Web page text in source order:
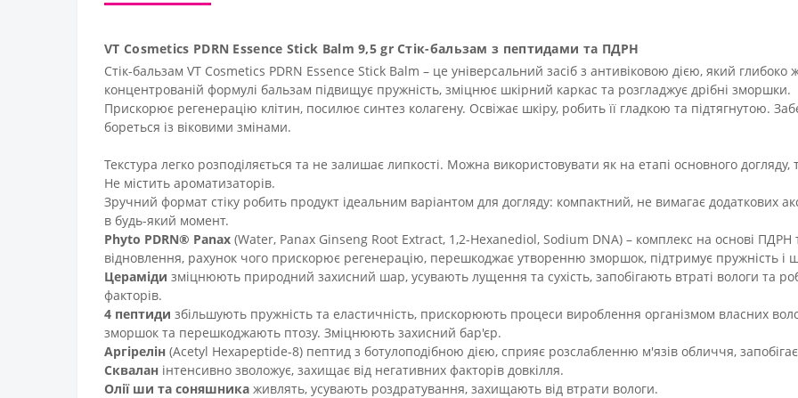
VT Cosmetics PDRN Essence Stick Balm 9,5 gr Стік-бальзам з пептидами та ПДРН
Стік-бальзам VT Cosmetics PDRN Essence Stick Balm – це універсальний засіб з антивіковою дією, який
концентрованій формулі бальзам підвищує пружність, зміцнює шкірний каркас та розгладжує дрібні зморшки.
Прискорює регенерацію клітин, посилює синтез колагену. Освіжає шкіру, робить її гладкою та підтягнутою.
бореться із віковими змінами.
Текстура легко розподіляється та не залишає липкості. Можна використовувати як на етапі основного
Не містить ароматизаторів.
Зручний формат стіку робить продукт ідеальним варіантом для догляду: компактний, не вимагає додаткових
в будь-який момент.
Phyto PDRN® Panax (Water, Panax Ginseng Root Extract, 1,2-Hexanediol, Sodium DNA) – комплекс на основі
відновлення, рахунок чого прискорює регенерацію, перешкоджає утворенню зморшок, підтримує пружність і
Цераміди зміцнюють природний захисний шар, усувають лущення та сухість, запобігають втраті вологи та
факторів.
4 пептиди збільшують пружність та еластичність, прискорюють процеси вироблення організмом власних
зморшок та перешкоджають птозу. Зміцнюють захисний бар'єр.
Аргірелін (Acetyl Hexapeptide-8) пептид з ботулоподібною дією, сприяє розслабленню м'язів обличчя,
Сквалан інтенсивно зволожує, захищає від негативних факторів довкілля.
Олії ши та соняшника живлять, усувають роздратування, захищають від втрати вологи.